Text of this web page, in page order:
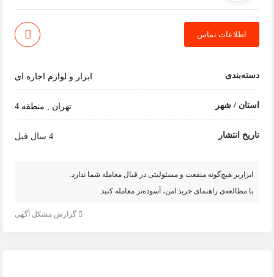
اطلاعات تماس
دسته‌بندی ابزار و لوازم اجاره ای
استان / شهر تهران منطقه 4
تاریخ انتشار 4 سال قبل
ابزاربر هیچ‌گونه منفعت و مسئولیتی در قبال معامله شما ندارد.
با مطالعه‌ی راهنمای خرید امن، آسوده‌تر معامله کنید.
گزارش مشکل آگهی